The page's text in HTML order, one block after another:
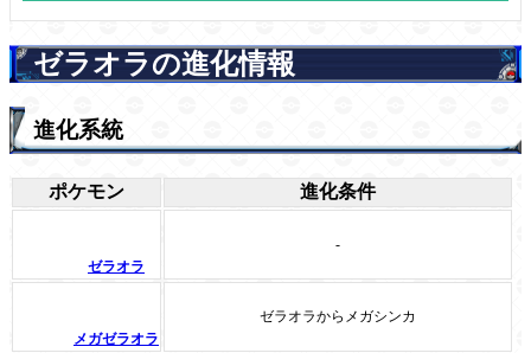
ゼラオラの進化情報
進化系統
ポケモン 進化条件
ゼラオラ
-
メガゼラオラ
ゼラオラからメガシンカ